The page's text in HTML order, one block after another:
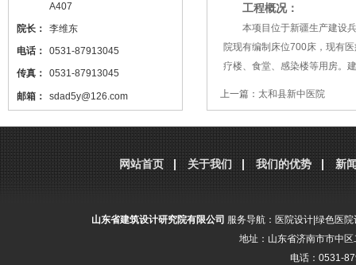
A407
院长：
李维东
电话：
0531-87913045
传真：
0531-87913045
邮箱：
sdad5y@126.com
设计 ，本站网址
http://www.sdjzsj5y.com
，转载请标明出处！
工程概况：
本项目位于新疆生产建设兵
院现有编制床位700床，现有
疗楼、食堂、感染楼等用房。
上一篇： 太和县新中医院
网站首页 关于我们 我们的优势 新
山东省建筑设计研究院有限公司 服务导航： 医院设计 绿色医院
地址：山东省济南市市中
电话：0531-